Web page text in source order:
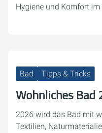
Hygiene und Komfort
Bad Tipps & Tricks
Wohnliches Bad
2026 wird das Bad mit
Textilien,